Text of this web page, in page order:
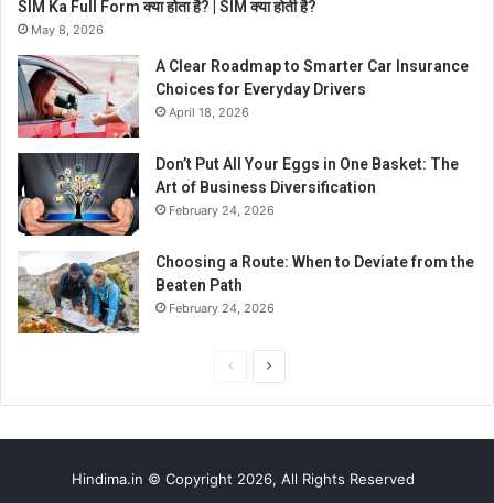
SIM Ka Full Form क्या होता है? | SIM क्या होती है?
May 8, 2026
A Clear Roadmap to Smarter Car Insurance
Choices for Everyday Drivers
April 18, 2026
Don’t Put All Your Eggs in One Basket: The
Art of Business Diversification
February 24, 2026
Choosing a Route: When to Deviate from the
Beaten Path
February 24, 2026
p
Hindima.in © Copyright 2026, All Rights Reserved